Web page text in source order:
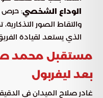
الوداع الشخصي: حرص
والتقاط الصور
الذي يستعد لقيادة
مستقبل محمد
بعد ليفربول